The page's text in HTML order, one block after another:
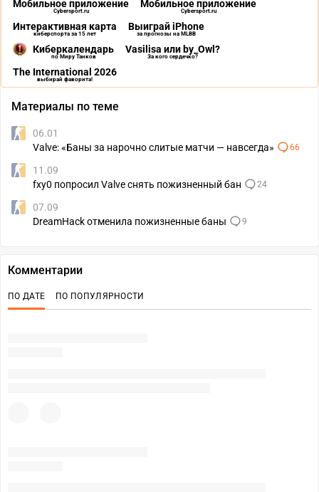
Мобильное приложение
Cybersport.ru
Мобильное приложение
Cybersport.ru
Интерактивная карта
киберспорта за 15 лет
Выиграй iPhone
за прогнозы на MLBB
Киберкалендарь
по Миру Танков
Vasilisa или by_Owl?
За кого сердечко?
The International 2026
выбирай фаворита!
Материалы по теме
06.01
Valve: «Баны за нарочно слитые матчи — навсегда»
66
11.09
fxy0 попросил Valve снять пожизненный бан
24
07.09
DreamHack отменила пожизненные баны
9
Комментарии
ПО ДАТЕ ПО ПОПУЛЯРНОСТИ